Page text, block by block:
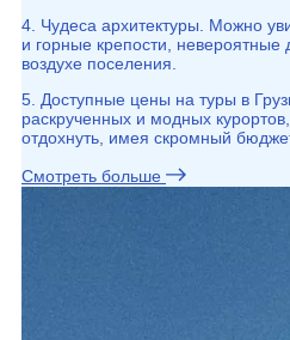
4. Чудеса архитектуры. Можно
и горные крепости,
воздухе поселения.
5. Доступные цены на туры в
раскрученных и модных
отдохнуть, имея скромный
Смотреть больше